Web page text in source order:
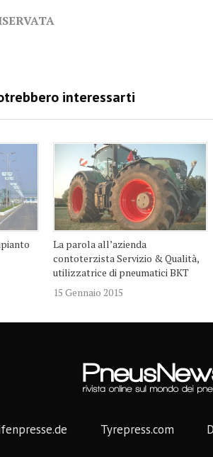
La parola all’azienda
contoterzista Servizio & Qualità,
utilizzatrice di pneumatici BKT
15 Gennaio 2015
Tyrepress.com